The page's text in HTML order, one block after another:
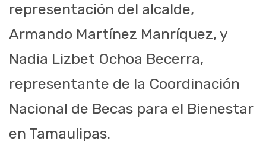
representación del alcalde,
Armando Martínez Manríquez, y
Nadia Lizbet Ochoa Becerra,
representante de la Coordinación
Nacional de Becas para el Bienestar
en Tamaulipas.